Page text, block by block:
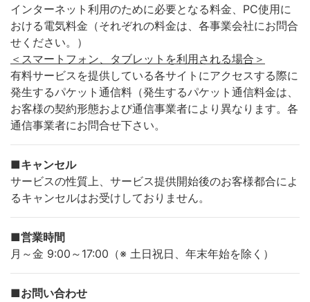
インターネット利用のために必要となる料金、PC使用に
おける電気料金（それぞれの料金は、各事業会社にお問合
せください。）
＜スマートフォン、タブレットを利用される場合＞
有料サービスを提供している各サイトにアクセスする際に
発生するパケット通信料（発生するパケット通信料金は、
お客様の契約形態および通信事業者により異なります。各
通信事業者にお問合せ下さい。
■キャンセル
サービスの性質上、サービス提供開始後のお客様都合によ
るキャンセルはお受けしておりません。
■営業時間
月～金 9:00～17:00（※ 土日祝日、年末年始を除く）
■お問い合わせ